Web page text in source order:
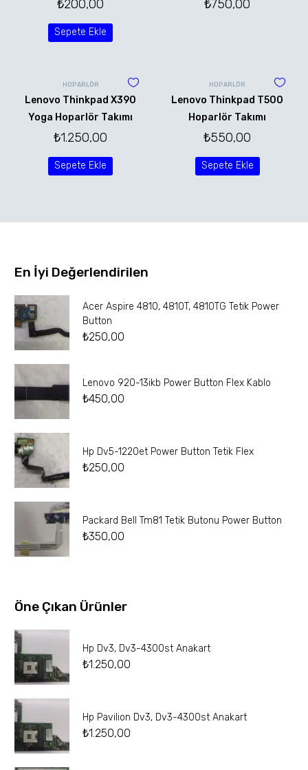
₺200,00
Sepete Ekle
₺750,00
HOPARLÖR
Lenovo Thinkpad X390
Yoga Hoparlör Takımı
₺1.250,00
Sepete Ekle
HOPARLÖR
Lenovo Thinkpad T500
Hoparlör Takımı
₺550,00
Sepete Ekle
En İyi Değerlendirilen
Acer Aspire 4810, 4810T, 4810TG Tetik Power
Button
₺250,00
Lenovo 920-13ikb Power Button Flex Kablo
₺450,00
Hp Dv5-1220et Power Button Tetik Flex
₺250,00
Packard Bell Tm81 Tetik Butonu Power Button
₺350,00
Öne Çıkan Ürünler
Hp Dv3, Dv3-4300st Anakart
₺1.250,00
Hp Pavilion Dv3, Dv3-4300st Anakart
₺1.250,00